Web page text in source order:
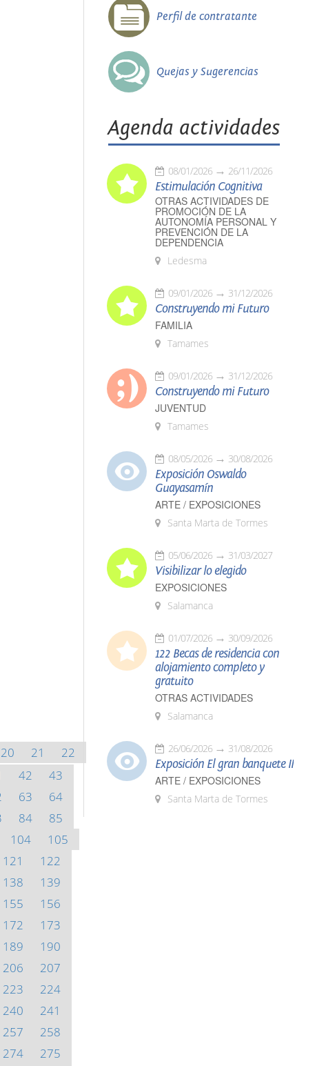
20 21
22
42
43
63
64
84
85
104
105
121
122
138
139
155
156
172
173
189
190
206
207
223
224
240
241
257
258
274 275
Perfil de contratante
Quejas y Sugerencias
Agenda actividades
08/01/2026 26/11/2026
Estimulación Cognitiva
OTRAS ACTIVIDADES DE
PROMOCIÓN DE LA
AUTONOMÍA PERSONAL Y
PREVENCIÓN DE LA
DEPENDENCIA
Ledesma
09/01/2026 31/12/2026
Construyendo mi Futuro
FAMILIA
Tamames
09/01/2026 31/12/2026
Construyendo mi Futuro
JUVENTUD
Tamames
08/05/2026 30/08/2026
Exposición Oswaldo
Guayasamín
ARTE / EXPOSICIONES
Santa Marta de Tormes
05/06/2026 31/03/2027
Visibilizar lo elegido
EXPOSICIONES
Salamanca
01/07/2026 30/09/2026
122 Becas de residencia con
alojamiento completo y
gratuito
OTRAS ACTIVIDADES
Salamanca
26/06/2026 31/08/2026
Exposición El gran banquete II
ARTE / EXPOSICIONES
Santa Marta de Tormes